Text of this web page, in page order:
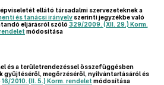
ellátó társadalmi szervezeteknek a
és tanácsi irányelv szerinti jegyzékbe való
eljárásról szóló 329/2009. (XII. 29.) Korm.
módosítása
és a területrendezéssel összefüggésben
gyűjtéséről, megőrzéséről, nyilvántartásáról és
16/2010. (II. 5.) Korm. rendelet módosítása